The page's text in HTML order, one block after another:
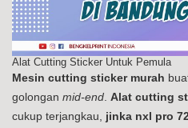
Alat Cutting Sticker Untuk Pemula
Mesin cutting sticker murah
golongan mid-end. Alat cutting
cukup terjangkau, jinka nxl pro